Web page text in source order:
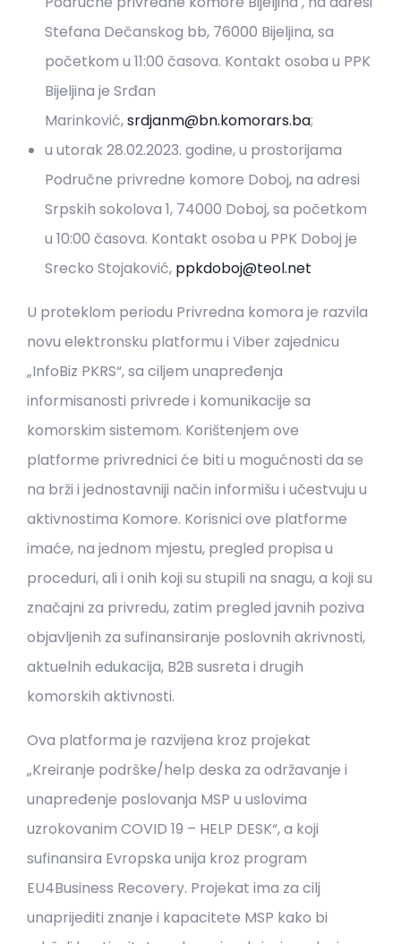
Stefana Dečanskog bb, 76000 Bijeljina, sa
početkom u 11:00 časova. Kontakt osoba u PPK
Bijeljina je Srđan
Marinković,srdjanm@bn.komorars.ba;
u utorak 28.02.2023. godine, u prostorijama
Područne privredne komore Doboj, na adresi
Srpskih sokolova 1, 74000 Doboj, sa početkom
u 10:00 časova. Kontakt osoba u PPK Doboj je
Srecko Stojaković, ppkdoboj@teol.net
U proteklom periodu Privredna komora je razvila
novu elektronsku platformu i Viber zajednicu
„InfoBiz PKRS“, sa ciljem unapređenja
informisanosti privrede i komunikacije sa
komorskim sistemom. Korištenjem ove
platforme privrednici će biti u mogućnosti da se
na brži i jednostavniji način informišu i učestvuju u
aktivnostima Komore. Korisnici ove platforme
imaće, na jednom mjestu, pregled propisa u
proceduri, ali i onih koji su stupili na snagu, a koji su
značajni za privredu, zatim pregled javnih poziva
objavljenih za sufinansiranje poslovnih akrivnosti,
aktuelnih edukacija, B2B susreta i drugih
komorskih aktivnosti.
Ova platforma je razvijena kroz projekat
„Kreiranje podrške/help deska za održavanje i
unapređenje poslovanja MSP u uslovima
uzrokovanim COVID 19 – HELP DESK“, a koji
sufinansira Evropska unija kroz program
EU4Business Recovery. Projekat ima za cilj
unaprijediti znanje i kapacitete MSP kako bi